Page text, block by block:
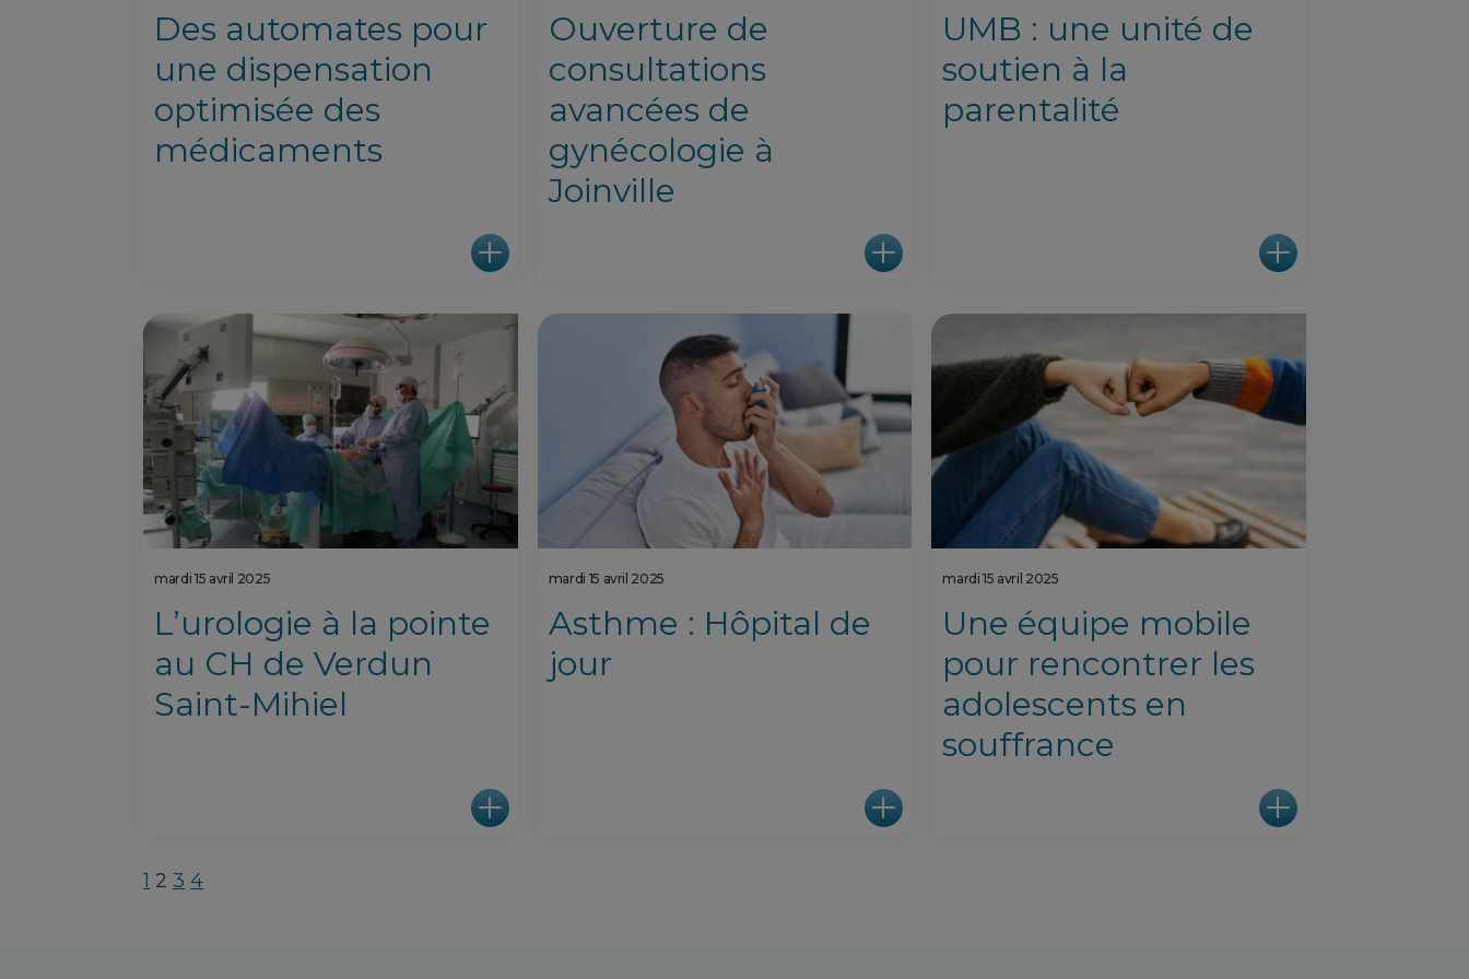
Des automates pour
une dispensation
optimisée des
médicaments
Ouverture de
consultations
avancées de
gynécologie à
Joinville
UMB : une unité de
soutien à la
parentalité
mardi 15 avril 2025
L’urologie à la pointe
au CH de Verdun
Saint-Mihiel
mardi 15 avril 2025
Asthme : Hôpital de
jour
mardi 15 avril 2025
Une équipe mobile
pour rencontrer les
adolescents en
souffrance
1 2 3 4